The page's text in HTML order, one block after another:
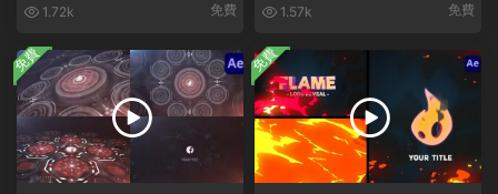
1.72k 免費 1.57k 免費
免費 免費